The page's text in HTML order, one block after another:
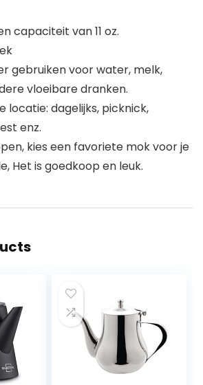
capaciteit van 11 oz.
gebruiken voor water, melk,
vloeibare dranken.
locatie: dagelijks, picknick,
enz.
kies een favoriete mok voor je
Het is goedkoop en leuk.